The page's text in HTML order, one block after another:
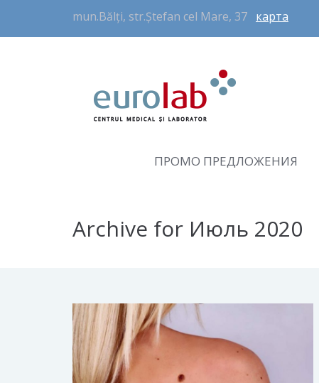
mun.Bălți, str.Ștefan cel Mare, 37 карта
ПРОМО ПРЕДЛОЖЕНИЯ
Archive for Июль 2020